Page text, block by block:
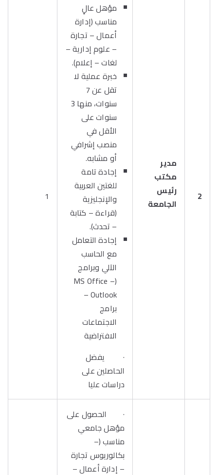
2
مدير
مكتب
رئيس
الجامعة
مؤهل عالٍ
مناسب (إدارة
أعمال – تجارة
– علوم إدارية –
لغات – إعلام).
خبرة عملية لا
تقل عن 7
سنوات، منها 3
سنوات على
الأقل في
منصب إشرافي
أو مشابه.
إجادة تامة
للغتين العربية
والإنجليزية
(قراءة – كتابة
– تحدث).
إجادة التعامل
مع الحاسب
الآلي وبرامج
(MS Office –
Outlook –
برامج
الاجتماعات
الافتراضية
· يفضل
الحاصلين على
دراسات عليا
1
· الحصول على
مؤهل جامعي
مناسب (–
بكالوريوس تجارة
– إدارة أعمال –